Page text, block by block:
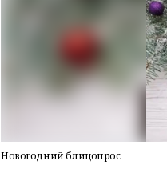
Новогодний блицопрос